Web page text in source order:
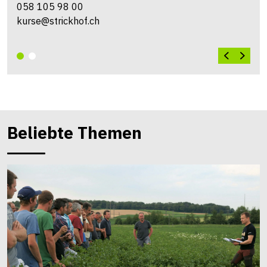
058 105 98 00
kurse@strickhof.ch
Beliebte Themen